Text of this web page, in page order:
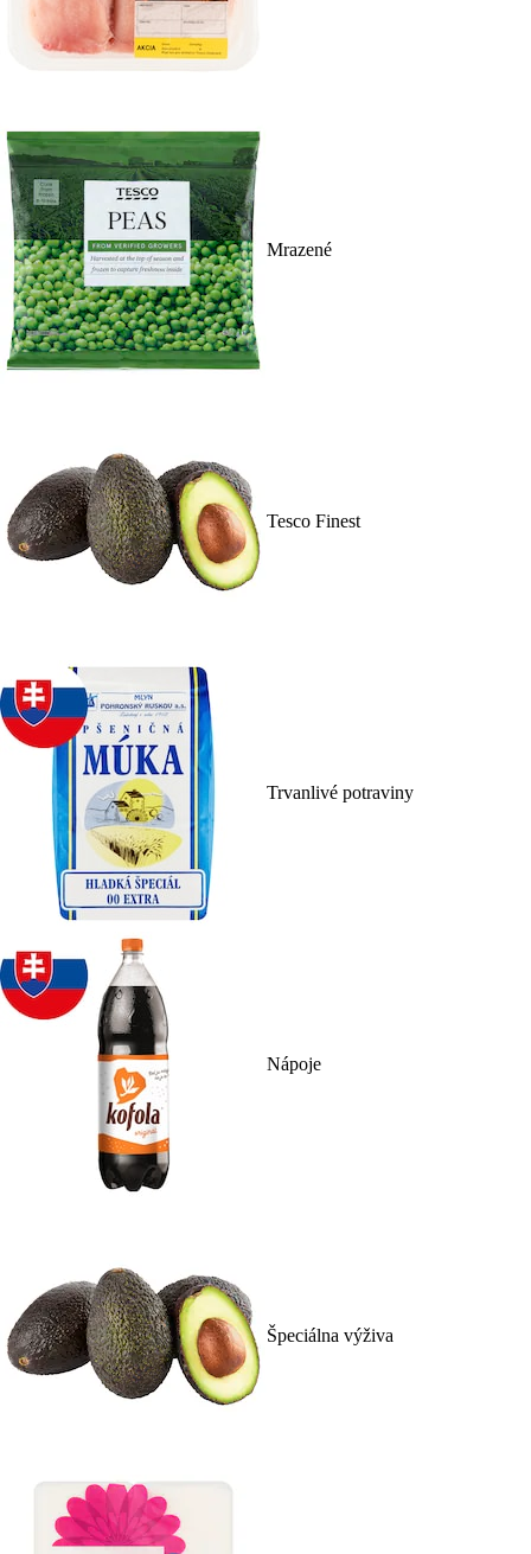
Mrazené
Tesco Finest
Trvanlivé potraviny
Nápoje
Špeciálna výživa